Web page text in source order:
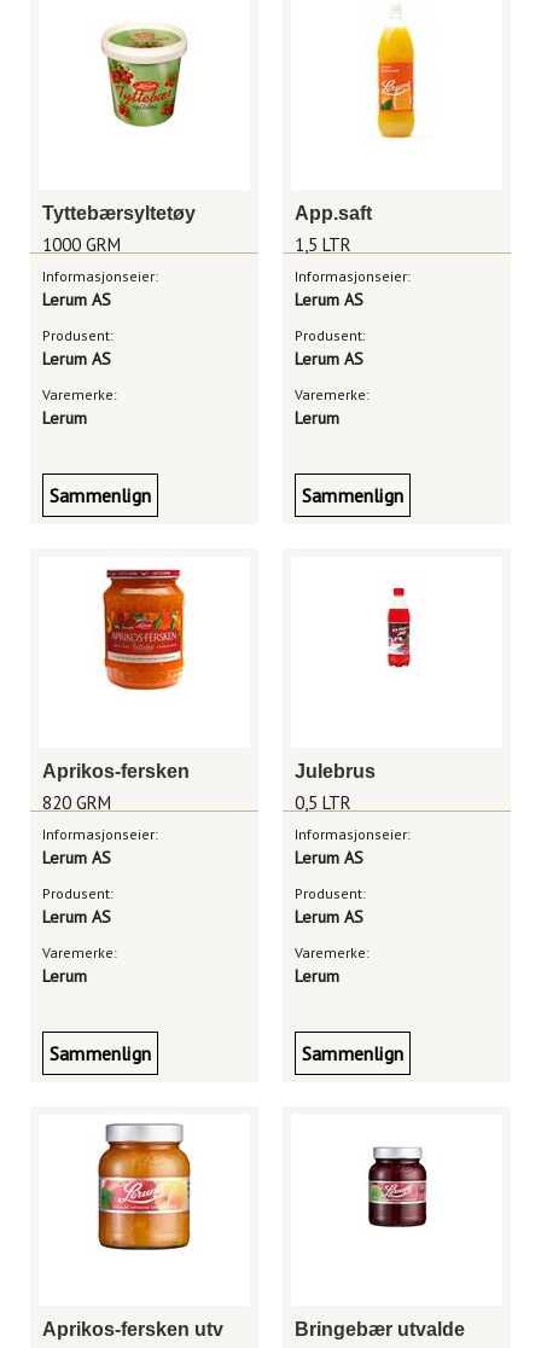
Tyttebærsyltetøy
1000 GRM
Informasjonseier:
Lerum AS
Produsent:
Lerum AS
Varemerke:
Lerum
Sammenlign
App.saft
1,5 LTR
Informasjonseier:
Lerum AS
Produsent:
Lerum AS
Varemerke:
Lerum
Sammenlign
Aprikos-fersken
820 GRM
Informasjonseier:
Lerum AS
Produsent:
Lerum AS
Varemerke:
Lerum
Sammenlign
Julebrus
0,5 LTR
Informasjonseier:
Lerum AS
Produsent:
Lerum AS
Varemerke:
Lerum
Sammenlign
Aprikos-fersken utv Bringebær utvalde